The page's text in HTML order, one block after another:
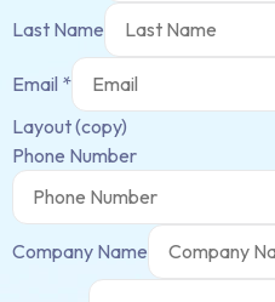
Last Name
Email *
Layout (copy)
Phone Number
Company Name